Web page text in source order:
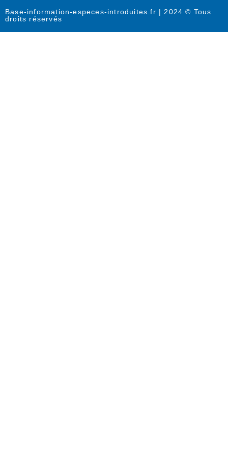
Base-information-especes-introduites.fr | 2024 © Tous
droits réservés